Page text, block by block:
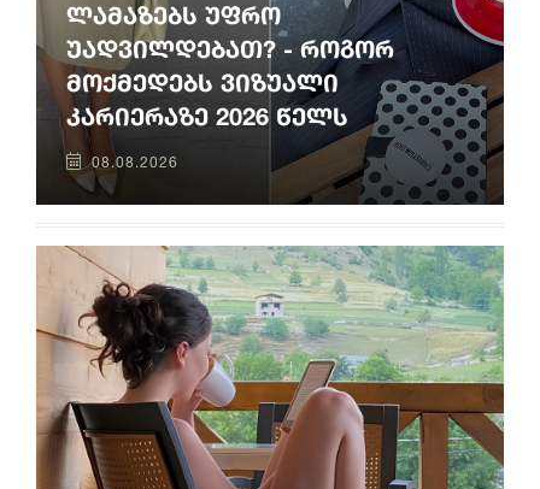
ლამაზებს უფრო
უადვილდებათ? - როგორ
მოქმედებს ვიზუალი
კარიერაზე 2026 წელს
08.08.2026